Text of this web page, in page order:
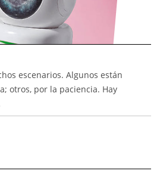
escenarios. Algunos están
otros, por la paciencia. Hay